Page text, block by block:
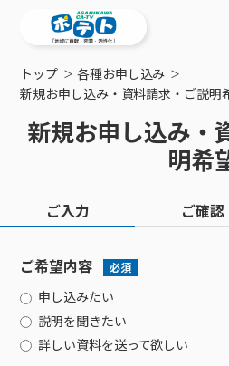
ご検討中の方
ご検討中の方
工事・配線について
新居をご検討中の方へ
ポテトを導入している集合住宅
物件情報
特典・キャンペーン
ご加入中の方
ご加入中のサービス確認・変更
サポートサービス
サポートサービストップ
リモートコール
新着情報
メンテナンス・障害情報
サービス案内
ケーブルテレビ
ケーブルテレビトップ
チャンネル紹介
料⾦プラン
インターネット
インターネットトップ
料⾦プラン
固定電話
固定電話トップ
コミチャン
お困りの方はこちら
会社案内
トップ
各種お申し込み
新規お申し込み・資料請求・ご説明
新規お申し込み・
明希
ご入力 ご確認
ご希望内容 必須
申し込みたい
説明を聞きたい
詳しい資料を送って欲しい